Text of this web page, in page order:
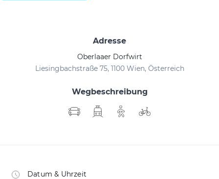
Adresse
Oberlaaer Dorfwirt
Liesingbachstraße 75, 1100 Wien, Österreich
Wegbeschreibung
Datum & Uhrzeit